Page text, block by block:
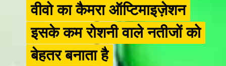
वीवो का कैमरा ऑप्टिमाइज़ेशन
इसके कम रोशनी वाले नतीजों को
बेहतर बनाता है
वीवो का कैमरा ऑप्टिमाइज़ेशन
इसके कम रोशनी वाले नतीजों को
बेहतर बनाता है